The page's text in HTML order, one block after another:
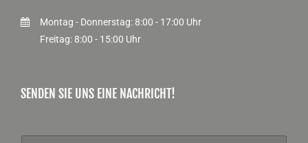
Montag - Donnerstag: 8:00 - 17:00 Uhr
Freitag: 8:00 - 15:00 Uhr
SENDEN SIE UNS EINE NACHRICHT!